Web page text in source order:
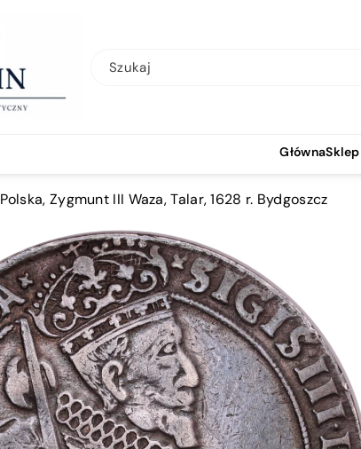
Szukaj
GłównaSklep
Polska, Zygmunt III Waza, Talar, 1628 r. Bydgoszcz